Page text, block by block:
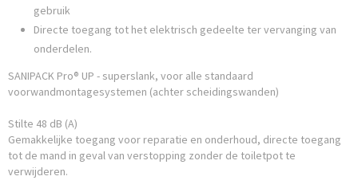
gebruik
Directe toegang tot het elektrisch gedeelte ter vervanging van
onderdelen.
SANIPACK Pro® UP - superslank, voor alle standaard
voorwandmontagesystemen (achter scheidingswanden)
Stilte 48 dB (A)
Gemakkelijke toegang voor reparatie en onderhoud, directe toegang
tot de mand in geval van verstopping zonder de toiletpot te
verwijderen.